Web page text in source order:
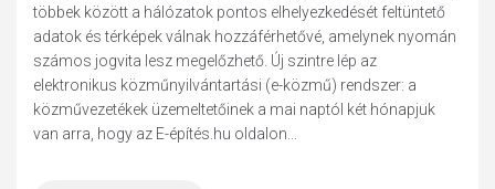
többek között a hálózatok pontos elhelyezkedését feltüntető
adatok és térképek válnak hozzáférhetővé, amelynek nyomán
számos jogvita lesz megelőzhető. Új szintre lép az
elektronikus közműnyilvántartási (e-közmű) rendszer: a
közművezetékek üzemeltetőinek a mai naptól két hónapjuk
van arra, hogy az E-építés.hu oldalon...